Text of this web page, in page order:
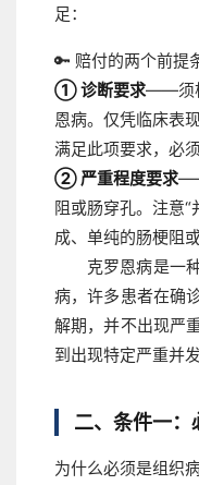
足：
🔑 赔付的两个前提
① 诊断要求——须
恩病。仅凭临床表
满足此项要求，必
② 严重程度要求
阻或肠穿孔。注意
成、单纯的肠梗阻
克罗恩病是一
病，许多患者在确
解期，并不出现严
到出现特定严重并
二、条件一：
为什么必须是组织